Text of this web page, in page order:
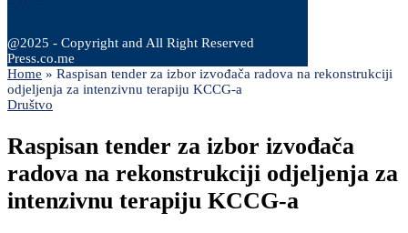
@2025 - Copyright and All Right Reserved
Press.co.me
Home » Raspisan tender za izbor izvođača radova na rekonstrukciji
odjeljenja za intenzivnu terapiju KCCG-a
Društvo
Raspisan tender za izbor izvođača
radova na rekonstrukciji odjeljenja za
intenzivnu terapiju KCCG-a